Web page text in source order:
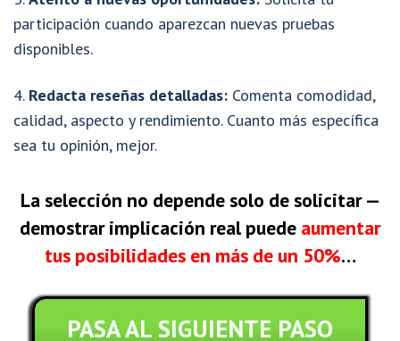
participación cuando aparezcan nuevas pruebas
disponibles.
Redacta reseñas detalladas: Comenta comodidad,
calidad, aspecto y rendimiento. Cuanto más específica
sea tu opinión, mejor.
La selección no depende solo de solicitar —
demostrar implicación real puede aumentar
tus posibilidades en más de un 50%…
PASA AL SIGUIENTE PASO